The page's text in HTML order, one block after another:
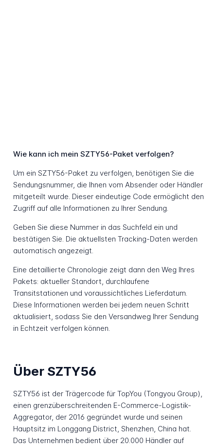
Wie kann ich mein SZTY56-Paket verfolgen?
Um ein SZTY56-Paket zu verfolgen, benötigen Sie die
Sendungsnummer, die Ihnen vom Absender oder Händler
mitgeteilt wurde. Dieser eindeutige Code ermöglicht den
Zugriff auf alle Informationen zu Ihrer Sendung.
Geben Sie diese Nummer in das Suchfeld ein und
bestätigen Sie. Die aktuellsten Tracking-Daten werden
automatisch angezeigt.
Eine detaillierte Chronologie zeigt dann den Weg Ihres
Pakets: aktueller Standort, durchlaufene
Transitstationen und voraussichtliches Lieferdatum.
Diese Informationen werden bei jedem neuen Schritt
aktualisiert, sodass Sie den Versandweg Ihrer Sendung
in Echtzeit verfolgen können.
Über SZTY56
SZTY56 ist der Trägercode für TopYou (Tongyou Group),
einen grenzüberschreitenden E-Commerce-Logistik-
Aggregator, der 2016 gegründet wurde und seinen
Hauptsitz im Longgang District, Shenzhen, China hat.
Das Unternehmen bedient über 20.000 Händler auf